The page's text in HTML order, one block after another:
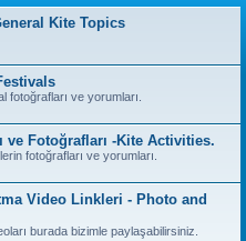
Kite Topics
ve yorumları.
Fotoğrafları -Kite Activities.
fotoğrafları ve yorumları.
Video Linkleri - Photo and
burada bizimle paylaşabilirsiniz.